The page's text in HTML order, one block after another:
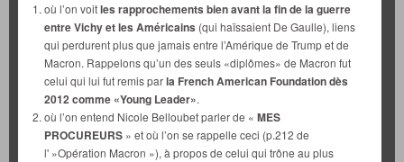
où l’on voitles rapprochements bien avant la fin de la guerre
entre Vichy et les Américains (qui haïssaient De Gaulle), liens
qui perdurent plus que jamais entre l’Amérique de Trump et de
Macron. Rappelons qu’un des seuls «diplômes» de Macron fut
celui qui lui fut remis parla French American Foundation dès
2012 comme «Young Leader».
où l’on entend Nicole Belloubet parler de « MES
PROCUREURS » et où l’on se rappelle ceci (p.212 de
l' »Opération Macron »), à propos de celui qui trône au plus